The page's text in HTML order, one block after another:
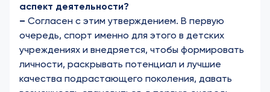
аспект деятельности?
– Согласен с этим утверждением. В первую
очередь, спорт именно для этого в детских
учреждениях и внедряется, чтобы формировать
личности, раскрывать потенциал и лучшие
качества подрастающего поколения, давать